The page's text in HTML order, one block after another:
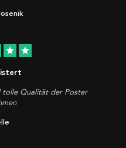
star star
tolle Qualität der Poster